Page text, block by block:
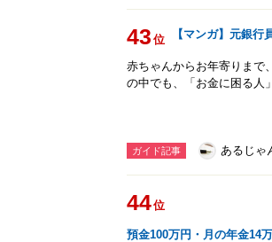
43 位 【マンガ】元銀
赤ちゃんからお年寄りまで
の中でも、「お金に困る人
ガイド記事 あるじゃ
44位
預金100万円・月の年金14